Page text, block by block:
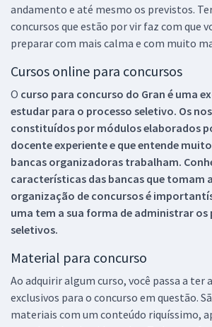
andamento e até mesmo os previstos.
concursos que estão por vir faz com que
preparar com mais calma e com muito
Cursos online para concursos
O curso para concurso do Gran é uma
estudar para o processo seletivo. Os
constituídos por módulos elaborados
docente experiente e que entende
bancas organizadoras trabalham.
características das bancas que tomam
organização de concursos é
uma tem a sua forma de administrar os
seletivos.
Material para concurso
Ao adquirir algum curso, você passa a ter
exclusivos para o concurso em questão.
materiais com um conteúdo riquíssimo,